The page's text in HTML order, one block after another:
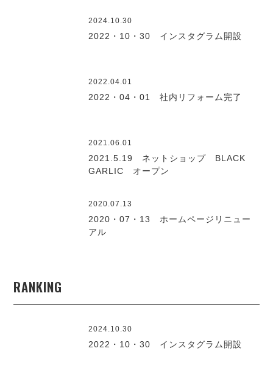
2024.10.30
2022・10・30 インスタグラム開設
2022.04.01
2022・04・01 社内リフォーム完了
2021.06.01
2021.5.19 ネットショップ BLACK
GARLIC オープン
2020.07.13
2020・07・13 ホームページリニュー
アル
RANKING
2024.10.30
2022・10・30 インスタグラム開設